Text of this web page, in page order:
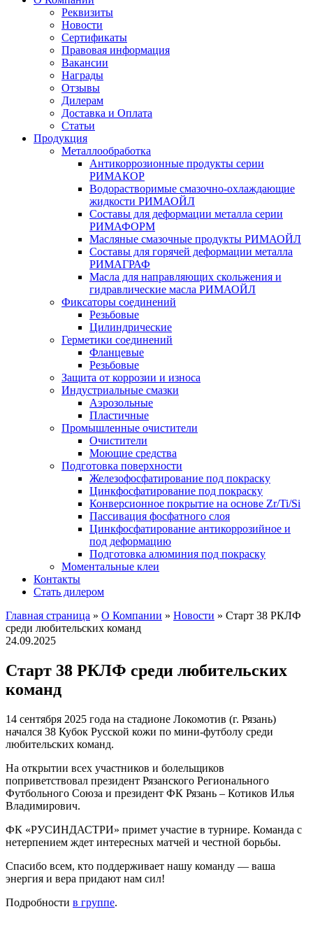
Реквизиты
Новости
Сертификаты
Правовая информация
Вакансии
Награды
Отзывы
Дилерам
Доставка и Оплата
Статьи
Продукция
Металлообработка
Антикоррозионные продукты серии
РИМАКОР
Водорастворимые смазочно-охлаждающие
жидкости РИМАОЙЛ
Составы для деформации металла серии
РИМАФОРМ
Масляные смазочные продукты РИМАОЙЛ
Составы для горячей деформации металла
РИМАГРАФ
Масла для направляющих скольжения и
гидравлические масла РИМАОЙЛ
Фиксаторы соединений
Резьбовые
Цилиндрические
Герметики соединений
Фланцевые
Резьбовые
Защита от коррозии и износа
Индустриальные смазки
Аэрозольные
Пластичные
Промышленные очистители
Очистители
Моющие средства
Подготовка поверхности
Железофосфатирование под покраску
Цинкфосфатирование под покраску
Конверсионное покрытие на основе Zr/Ti/Si
Пассивация фосфатного слоя
Цинкфосфатирование антикоррозийное и
под деформацию
Подготовка алюминия под покраску
Моментальные клеи
Контакты
Стать дилером
Главная страница » О Компании » Новости » Старт 38 РКЛФ
среди любительских команд
24.09.2025
Старт 38 РКЛФ среди любительских
команд
14 сентября 2025 года на стадионе Локомотив (г. Рязань)
начался 38 Кубок Русской кожи по мини-футболу среди
любительских команд.
На открытии всех участников и болельщиков
поприветствовал президент Рязанского Регионального
Футбольного Союза и президент ФК Рязань – Котиков Илья
Владимирович.
ФК «РУСИНДАСТРИ» примет участие в турнире. Команда с
нетерпением ждет интересных матчей и честной борьбы.
Спасибо всем, кто поддерживает нашу команду — ваша
энергия и вера придают нам сил!
Подробности в группе.